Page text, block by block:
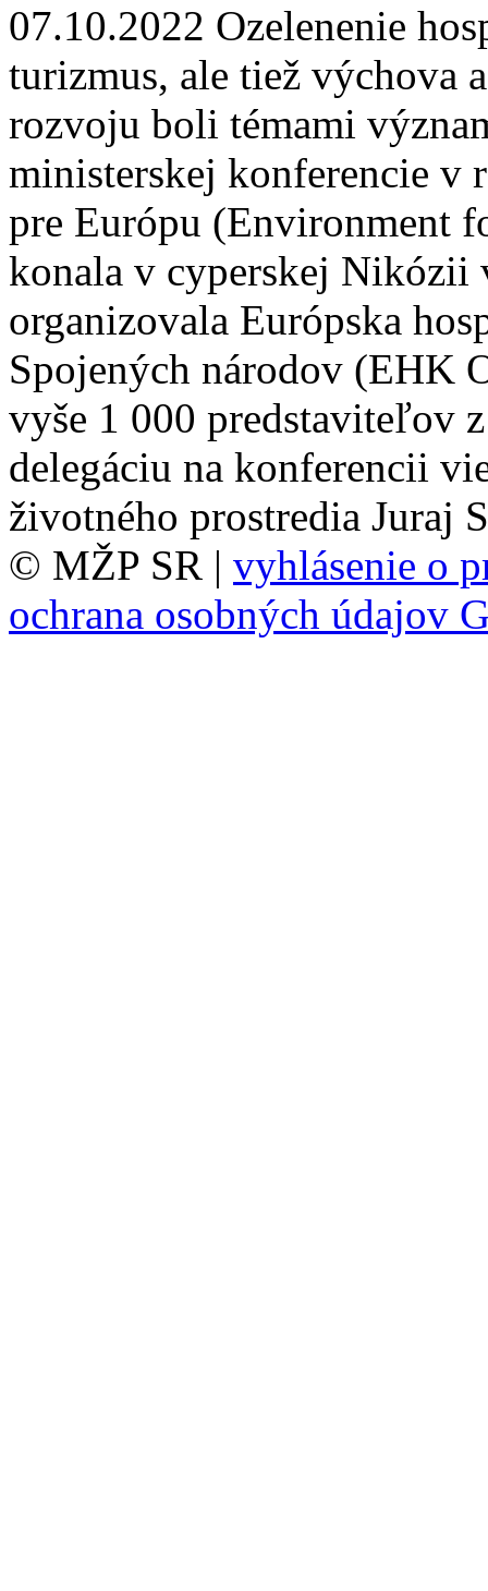
07.10.2022 Ozelenenie
turizmus, ale tiež výchova
rozvoju boli témami
ministerskej konferencie v
pre Európu (Environment
konala v cyperskej Nikózii
organizovala Európska
Spojených národov (EHK
vyše 1 000 predstaviteľov
delegáciu na konferencii
životného prostredia Juraj
© MŽP SR | vyhlásenie o
ochrana osobných údajov